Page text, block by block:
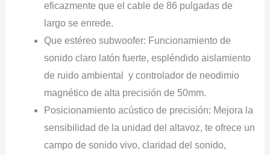
eficazmente que el cable de 86 pulgadas de
largo se enrede.
Que estéreo subwoofer: Funcionamiento de
sonido claro latón fuerte, espléndido aislamiento
de ruido ambiental y controlador de neodimio
magnético de alta precisión de 50mm.
Posicionamiento acústico de precisión: Mejora la
sensibilidad de la unidad del altavoz, te ofrece un
campo de sonido vivo, claridad del sonido,